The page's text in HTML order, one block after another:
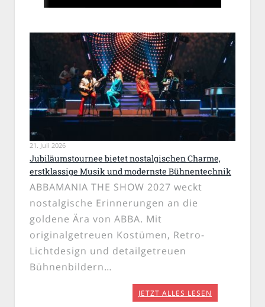
21. Juli 2026
Jubiläumstournee bietet nostalgischen Charme,
erstklassige Musik und modernste Bühnentechnik
ABBAMANIA THE SHOW 2027 weckt
nostalgische Erinnerungen an die
goldene Ära von ABBA. Mit
originalgetreuen Kostümen, Retro-
Lichtdesign und detailgetreuen
Bühnenbildern…
JETZT ALLES LESEN